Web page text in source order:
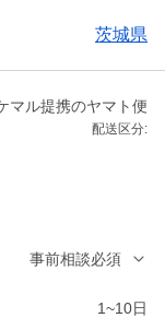
茨城県
マル提携のヤマト便
配送区分:
事前相談必須
1~10日